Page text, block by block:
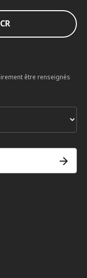
être renseignés